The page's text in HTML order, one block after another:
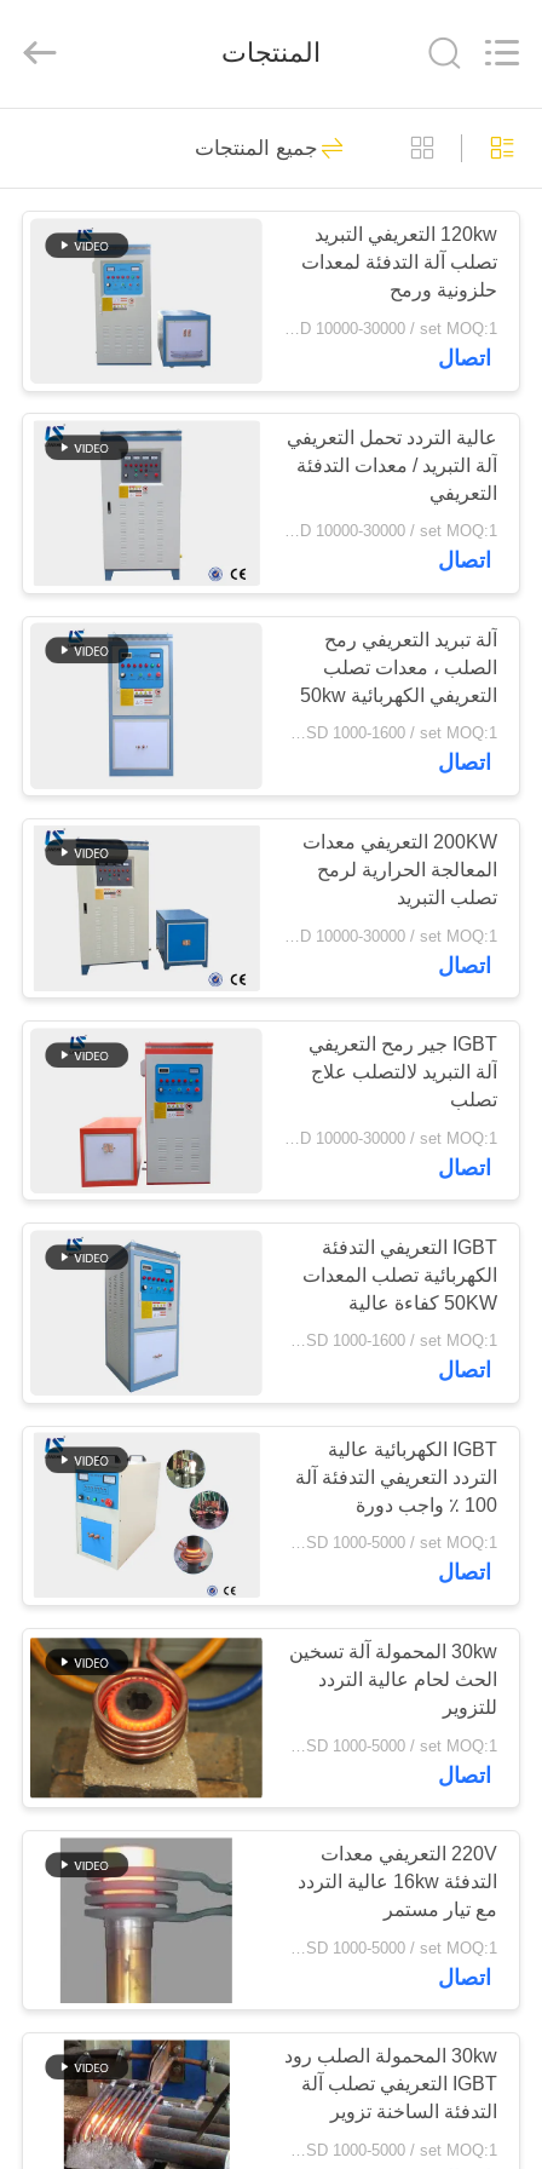
بيت
منتجات
معلومات
جولة
المعمل
رقابة
جودة
اتصل
أخبار
اطلب
اقتباس
خريطة
الموقع
سياسة
الخصوصية
Co.,
Reserved.
فرن الصهر التعريفي
131
فرن الصهر الكبير
96
فرن صهر التعريفي
الصغيرة
30
آلة تسخين التعريفي
205
التعريفي آلة تسقيه
128
آلة لحام الحث
91
آلة التبريد باستخدام
الحاسب الآلي
19
مغلق حلقة تبريد برج
21
المنتجات
جميع المنتجات
120kw التعريفي التبريد
تصلب آلة التدفئة لمعدات
حلزونية ورمح
USD 10000-30000 / set MOQ:1 مجموعة
اتصال
عالية التردد تحمل التعريفي
آلة التبريد / معدات التدفئة
التعريفي
USD 10000-30000 / set MOQ:1 مجموعة
اتصال
آلة تبريد التعريفي رمح
الصلب ، معدات تصلب
التعريفي الكهربائية 50kw
USD 1000-1600 / set MOQ:1 مجموعة
اتصال
200KW التعريفي معدات
المعالجة الحرارية لرمح
تصلب التبريد
اتصال
IGBT جير رمح التعريفي
آلة التبريد لالتصلب علاج
تصلب
USD 10000-30000 / set MOQ:1 مجموعة
اتصال
IGBT التعريفي التدفئة
الكهربائية تصلب المعدات
50KW كفاءة عالية
USD 1000-1600 / set MOQ:1 مجموعة
اتصال
IGBT الكهربائية عالية
التردد التعريفي التدفئة آلة
100 ٪ واجب دورة
USD 1000-5000 / set MOQ:1 مجموعة
اتصال
30kw المحمولة آلة تسخين
الحث لحام عالية التردد
للتزوير
اتصال
220V التعريفي معدات
التدفئة 16kw عالية التردد
مع تيار مستمر
USD 1000-5000 / set MOQ:1 مجموعة
اتصال
30kw المحمولة الصلب رود
IGBT التعريفي تصلب آلة
التدفئة الساخنة تزوير
USD 1000-5000 / set MOQ:1 مجموعة